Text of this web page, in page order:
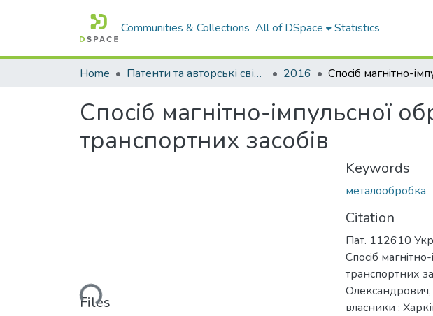
Communities & Collections All of DSpace Statistics
Home Патенти та авторські свідоцтва 2016
Спосiб магнiтно-iмпульсної
транспортних засобiв
Loading...
Files
Keywords
металообробка
Citation
Пат. 112610
Спосiб
транспортних
власники :